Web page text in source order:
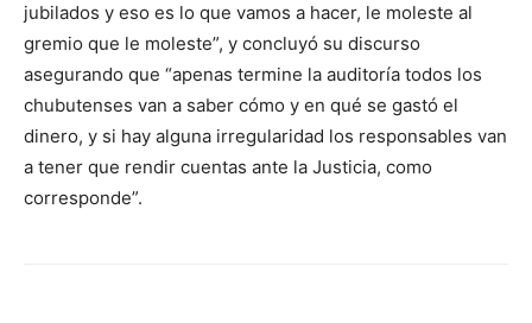
jubilados y eso es lo que vamos a hacer, le moleste al
gremio que le moleste”, y concluyó su discurso
asegurando que “apenas termine la auditoría todos los
chubutenses van a saber cómo y en qué se gastó el
dinero, y si hay alguna irregularidad los responsables van
a tener que rendir cuentas ante la Justicia, como
corresponde”.